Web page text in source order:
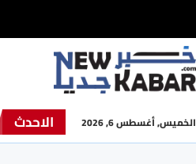
الخميس, أغسطس 6, 2026 الاحدث